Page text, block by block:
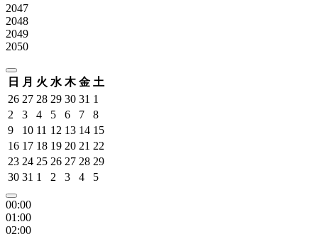
2047
2048
2049
2050
日 月 火 水 木 金 土
26 27 28 29 30 31 1
2
3 4 5 6 7
8
9
10 11 12 13 14 15
16 17 18 19 20 21 22
23 24 25 26 27 28 29
30 31 1 2 3 4 5
00:00
01:00
02:00